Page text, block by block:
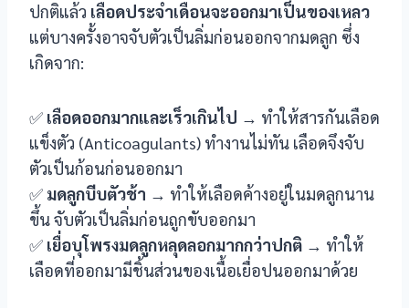
ปกติแล้ว เลือดประจำเดือนจะออกมาเป็นของเหลว
แต่บางครั้งอาจจับตัวเป็นลิ่มก่อนออกจากมดลูก ซึ่ง
เกิดจาก:
✅ เลือดออกมากและเร็วเกินไป → ทำให้สารกันเลือด
แข็งตัว (Anticoagulants) ทำงานไม่ทัน เลือดจึงจับ
ตัวเป็นก้อนก่อนออกมา
✅ มดลูกบีบตัวช้า → ทำให้เลือดค้างอยู่ในมดลูกนาน
ขึ้น จับตัวเป็นลิ่มก่อนถูกขับออกมา
✅ เยื่อบุโพรงมดลูกหลุดลอกมากกว่าปกติ → ทำให้
เลือดที่ออกมามีชิ้นส่วนของเนื้อเยื่อปนออกมาด้วย